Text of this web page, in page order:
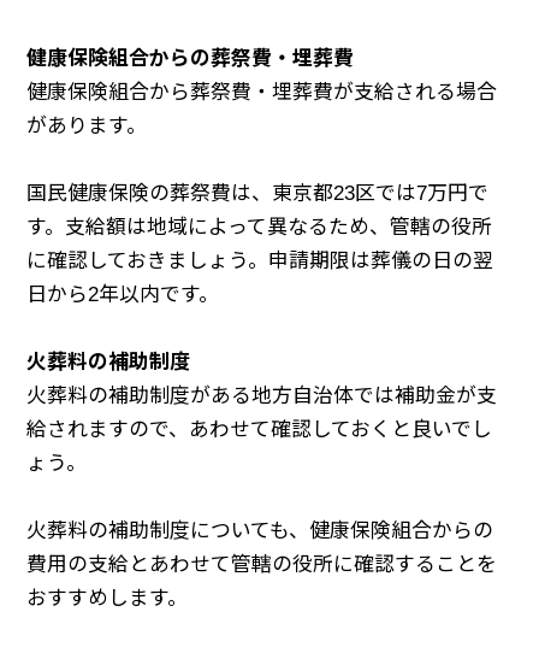
健康保険組合からの葬祭費・埋葬費
健康保険組合から葬祭費・埋葬費が支給される場合
があります。
国民健康保険の葬祭費は、東京都23区では7万円で
す。支給額は地域によって異なるため、管轄の役所
に確認しておきましょう。申請期限は葬儀の日の翌
日から2年以内です。
火葬料の補助制度
火葬料の補助制度がある地方自治体では補助金が支
給されますので、あわせて確認しておくと良いでし
ょう。
火葬料の補助制度についても、健康保険組合からの
費用の支給とあわせて管轄の役所に確認することを
おすすめします。